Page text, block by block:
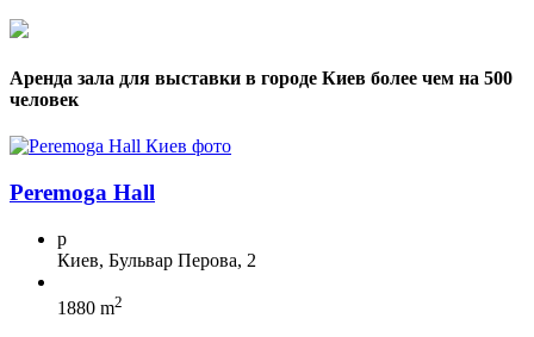
Аренда зала для выставки в городе Киев более чем на 500
человек
Peremoga Hall
p
Киев, Бульвар Перова, 2
1880 m2